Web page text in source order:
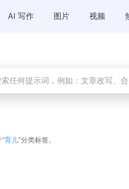
AI 写作 图片 视频
育儿”分类标签。